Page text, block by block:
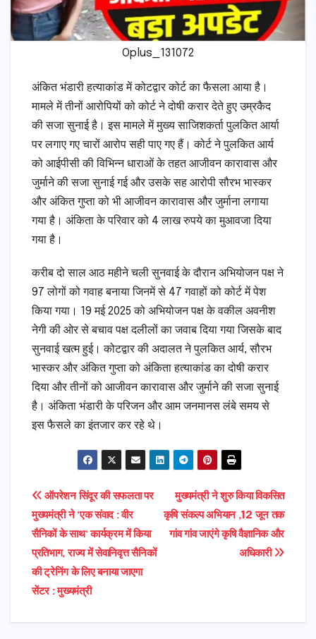
Oplus_131072
अंकित भंडारी हत्याकांड में कोटद्वार कोर्ट का फैसला आया है।
मामले में तीनों आरोपियों को कोर्ट ने दोषी करार देते हुए उम्रकैद
की सजा सुनाई है। इस मामले में मुख्य साजिशकर्ता पुलकित आर्या
पर लगाए गए चारों आरोप सही पाए गए हैं। कोर्ट ने पुलकित आर्य
को आईपीसी की विभिन्न धाराओं के तहत आजीवन कारावास और
जुर्माने की सजा सुनाई गई और उसके सह आरोपी सौरभ भास्कर
और अंकित गुप्ता को भी आजीवन कारावास और जुर्माना लगाया
गया है। अंकिता के परिवार को 4 लाख रुपये का मुआवजा दिया
गया है।
करीब दो साल आठ महीने चली सुनवाई के दौरान अभियोजन पक्ष ने
97 लोगों को गवाह बनाया जिनमें से 47 गवाहों को कोर्ट में पेश
किया गया। 19 मई 2025 को अभियोजन पक्ष के वकील अवनीश
नेगी की ओर से बचाव पक्ष दलीलों का जवाब दिया गया जिसके बाद
सुनवाई खत्म हुई। कोटद्वार की अदालत ने पुलकित आर्य, सौरभ
भास्कर और अंकित गुप्ता को अंकिता हत्याकांड का दोषी करार
दिया और तीनों को आजीवन कारावास और जुर्माने की सजा सुनाई
है। अंकिता भंडारी के परिजन और आम जनमानस लंबे समय से
इस फैसले का इंतजार कर रहे थे।
Post
navigation
मुख्यमंत्री ने शुरु किया विकसित
कृषि संकल्प अभियान ,12 जून तक
गांव गांव जाएंगे कृषि वैज्ञानिक और
अधिकारी
ऑपरेशन सिंदूर की सफलता पर
मुख्यमंत्री ने ‘एक संवाद : वीर
सैनिकों के साथ‘ कार्यक्रम में किया
प्रतिभाग, राज्य में सेवानिवृत्त सैनिकों
की ट्रेनिंग के लिए बनाया जाएगा
सेंटर : मुख्यमंत्री